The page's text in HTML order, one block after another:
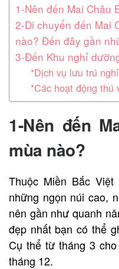
1-Nên đến Mai Châu
2-Di chuyển đến Mai
nào? Đến đây gần
3-Đến Khu nghỉ
*Dịch vụ lưu trú
*Các hoạt động thú
1-Nên đến
mùa nào?
Thuộc Miền Bắc
những ngọn núi cao,
nên gần như quanh
đẹp nhất bạn có thể
Cụ thể từ tháng 3
tháng 12.